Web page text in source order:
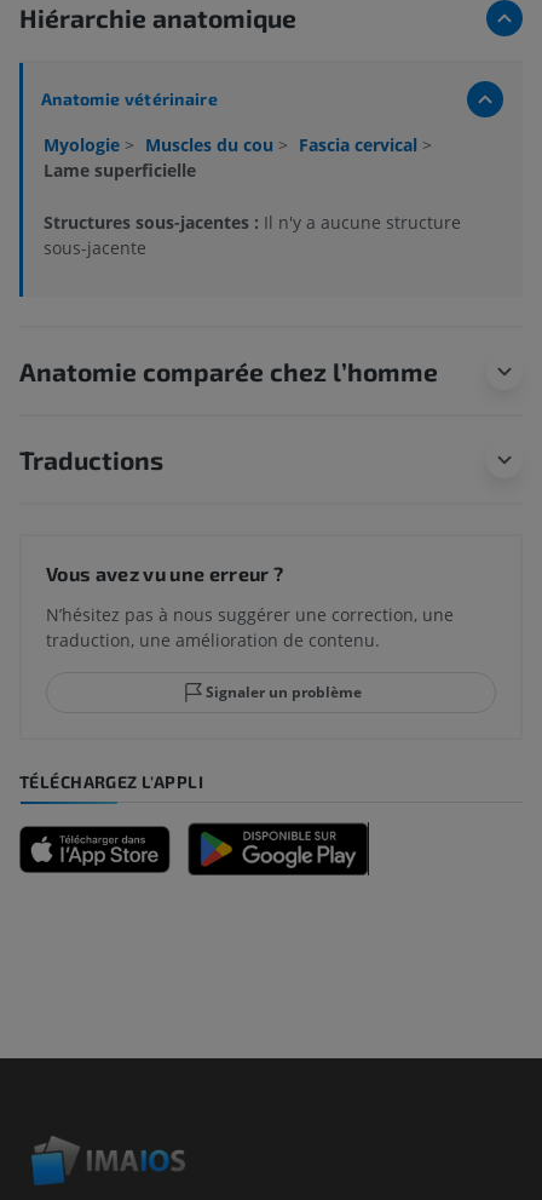
Hiérarchie anatomique
Anatomie vétérinaire
Myologie > Muscles du cou > Fascia cervical >
Lame superficielle
Structures sous-jacentes : Il n'y a aucune structure
sous-jacente
Anatomie comparée chez l’homme
Traductions
Vous avez vu une erreur ?
N’hésitez pas à nous suggérer une correction, une
traduction, une amélioration de contenu.
Signaler un problème
TÉLÉCHARGEZ L'APPLI